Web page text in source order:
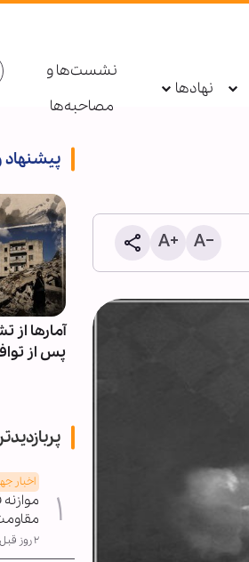
نهادها
نشست‌ها و
مصاحبه‌ها
پیشنهاد
یک کارمند یونیسف
آمارها از
پس از
اخبار
۲ روز قبل